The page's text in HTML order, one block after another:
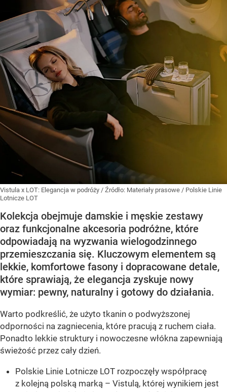
Vistula x LOT: Elegancja w podróży / Źródło: Materiały prasowe / Polskie Linie
Lotnicze LOT
Kolekcja obejmuje damskie i męskie zestawy
oraz funkcjonalne akcesoria podróżne, które
odpowiadają na wyzwania wielogodzinnego
przemieszczania się. Kluczowym elementem są
lekkie, komfortowe fasony i dopracowane detale,
które sprawiają, że elegancja zyskuje nowy
wymiar: pewny, naturalny i gotowy do działania.
Warto podkreślić, że użyto tkanin o podwyższonej
odporności na zagniecenia, które pracują z ruchem ciała.
Ponadto lekkie struktury i nowoczesne włókna zapewniają
świeżość przez cały dzień.
Polskie Linie Lotnicze LOT rozpoczęły współpracę
z kolejną polską marką – Vistulą, której wynikiem jest